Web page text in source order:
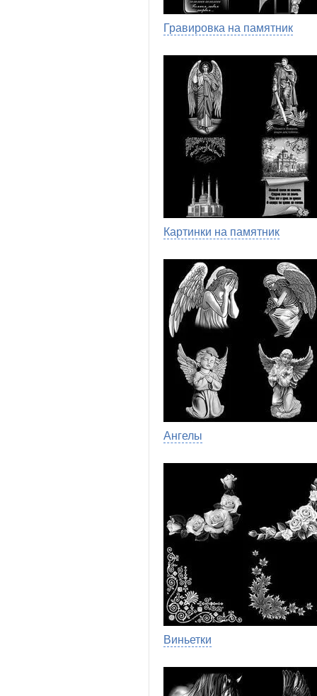
Гравировка на памятник
Картинки на памятник
Ангелы
Виньетки